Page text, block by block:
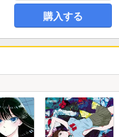
購入する